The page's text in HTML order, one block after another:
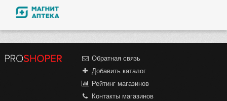
Обратная связь
Добавить каталог
Рейтинг магазинов
Контакты магазинов